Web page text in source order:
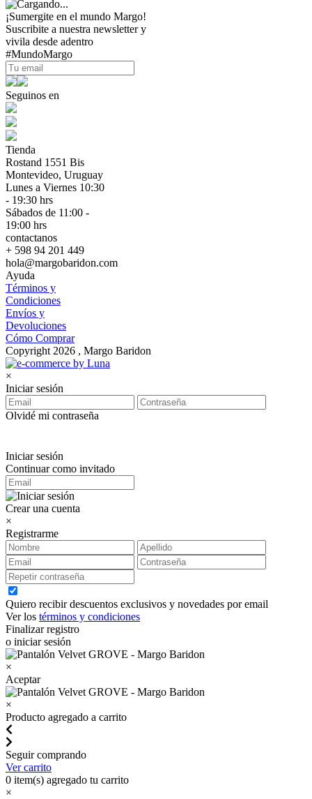
¡Sumergite en el mundo Margo!
Suscribite a nuestra newsletter y
vivila desde adentro
#MundoMargo
Seguinos en
Tienda
Rostand 1551 Bis
Montevideo, Uruguay
Lunes a Viernes 10:30
- 19:30 hrs
Sábados de 11:00 -
19:00 hrs
contactanos
+ 598 94 201 449
hola@margobaridon.com
Ayuda
Términos y
Condiciones
Envíos y
Devoluciones
Cómo Comprar
Copyright 2026 , Margo Baridon
×
Iniciar sesión
Olvidé mi contraseña
Iniciar sesión
Continuar como invitado
Crear una cuenta
×
Registrarme
Quiero recibir descuentos exclusivos y novedades por email
Ver los términos y condiciones
Finalizar registro
o iniciar sesión
×
Aceptar
×
Producto agregado a carrito
Seguir comprando
Ver carrito
0 item(s) agregado tu carrito
×